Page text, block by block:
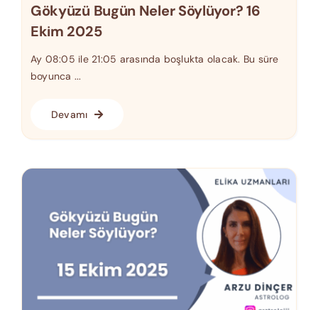
Gökyüzü Bugün Neler Söylüyor? 16
Ekim 2025
Ay 08:05 ile 21:05 arasında boşlukta olacak. Bu süre
boyunca ...
Devamı